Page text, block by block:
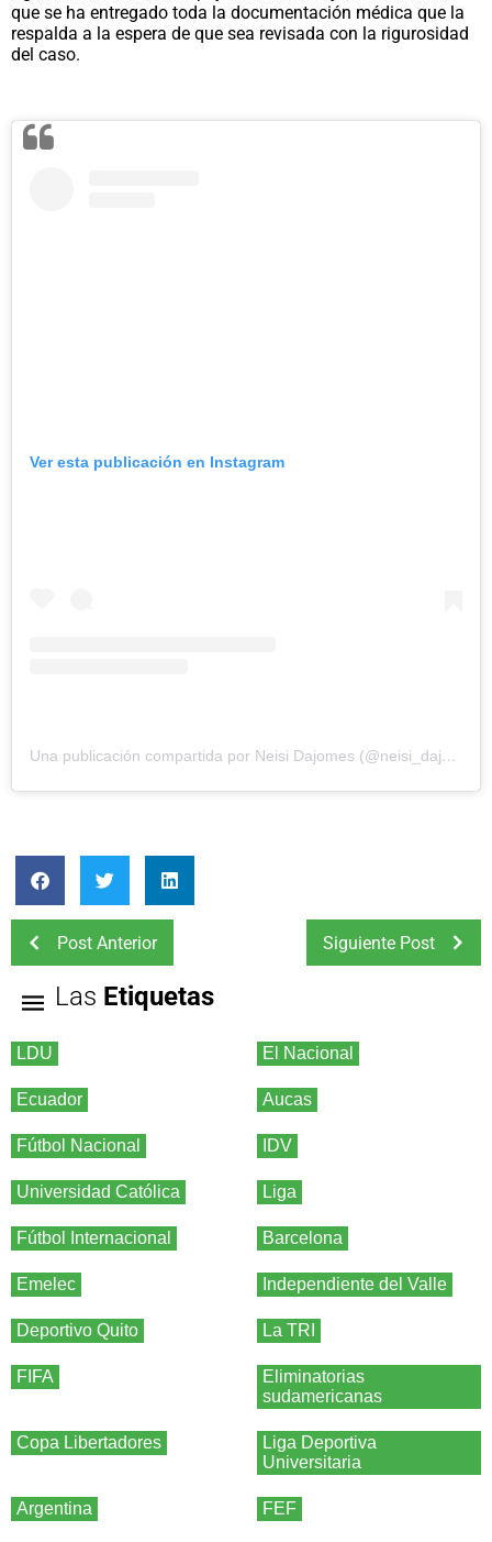
que se ha entregado toda la documentación médica que la
respalda a la espera de que sea revisada con la rigurosidad
del caso.
Ver esta publicación en Instagram
Una publicación compartida por Neisi Dajomes (@neisi_dajomes)
Post Anterior Siguiente Post
Las Etiquetas
LDU El Nacional
Ecuador Aucas
Fútbol Nacional IDV
Universidad Católica Liga
Fútbol Internacional Barcelona
Emelec Independiente del Valle
Deportivo Quito La TRI
FIFA
Eliminatorias
sudamericanas
Copa Libertadores
Liga Deportiva
Universitaria
Argentina FEF